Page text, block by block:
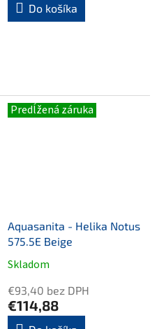
Do košíka
Predĺžená záruka
Aquasanita - Helika Notus
575.5E Beige
Priemerné
hodnotenie
produktu
je
Skladom
€93,40 bez DPH
€114,88